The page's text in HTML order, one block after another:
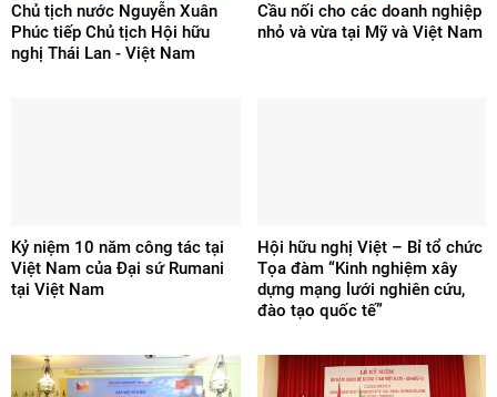
Chủ tịch nước Nguyễn Xuân
Phúc tiếp Chủ tịch Hội hữu
nghị Thái Lan - Việt Nam
Cầu nối cho các doanh nghiệp
nhỏ và vừa tại Mỹ và Việt Nam
Kỷ niệm 10 năm công tác tại
Việt Nam của Đại sứ Rumani
tại Việt Nam
Hội hữu nghị Việt – Bỉ tổ chức
Tọa đàm “Kinh nghiệm xây
dựng mạng lưới nghiên cứu,
đào tạo quốc tế”